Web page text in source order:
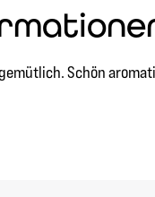
Schön